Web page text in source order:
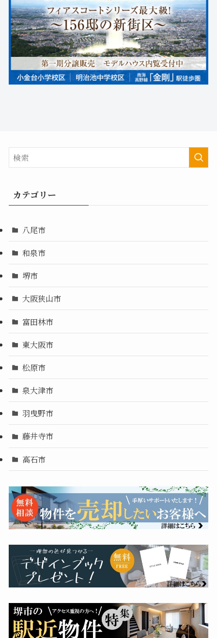
カテゴリー
八尾市
和泉市
堺市
大阪狭山市
富田林市
東大阪市
松原市
泉大津市
羽曳野市
藤井寺市
高石市